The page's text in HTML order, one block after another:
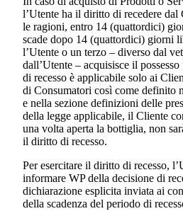
l’Utente ha il diritto di recedere dal
le ragioni, entro 14 (quattordici)
scade dopo 14 (quattordici) giorni
l’Utente o un terzo – diverso dal
dall’Utente – acquisisce il
di recesso è applicabile solo ai
di Consumatori così come definito
e nella sezione definizioni delle
della legge applicabile, il Cliente
una volta aperta la bottiglia, non
il diritto di recesso.
Per esercitare il diritto di recesso,
informare WP della decisione di
dichiarazione esplicita inviata ai
della scadenza del periodo di